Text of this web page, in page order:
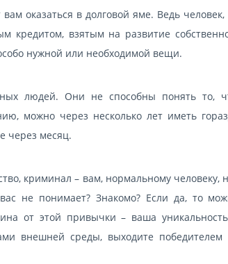
оказаться в долговой яме. Ведь человек,
взятым на развитие
нужной или необходимой вещи.
людей. Они не способны понять то,
можно через несколько лет иметь
через месяц.
криминал – вам, нормальному человеку,
не понимает? Знакомо? Если да, то
от этой привычки – ваша
внешней среды, выходите победителем